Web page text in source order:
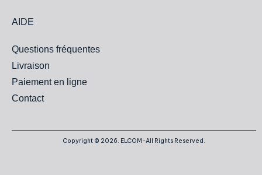
AIDE
Questions fréquentes
Livraison
Paiement en ligne
Contact
Copyright © 2026. ELCOM-All Rights Reserved.